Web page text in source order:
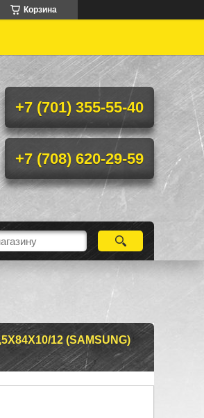
Корзина
+7 (701) 355-55-40
+7 (708) 620-29-59
12 (SAMSUNG)